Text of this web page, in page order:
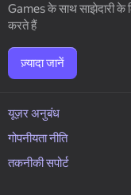
Games के साथ साझेदारी के
करते हैं
ज़्यादा जानें
यूज़र अनुबंध
गोपनीयता नीति
तकनीकी सपोर्ट